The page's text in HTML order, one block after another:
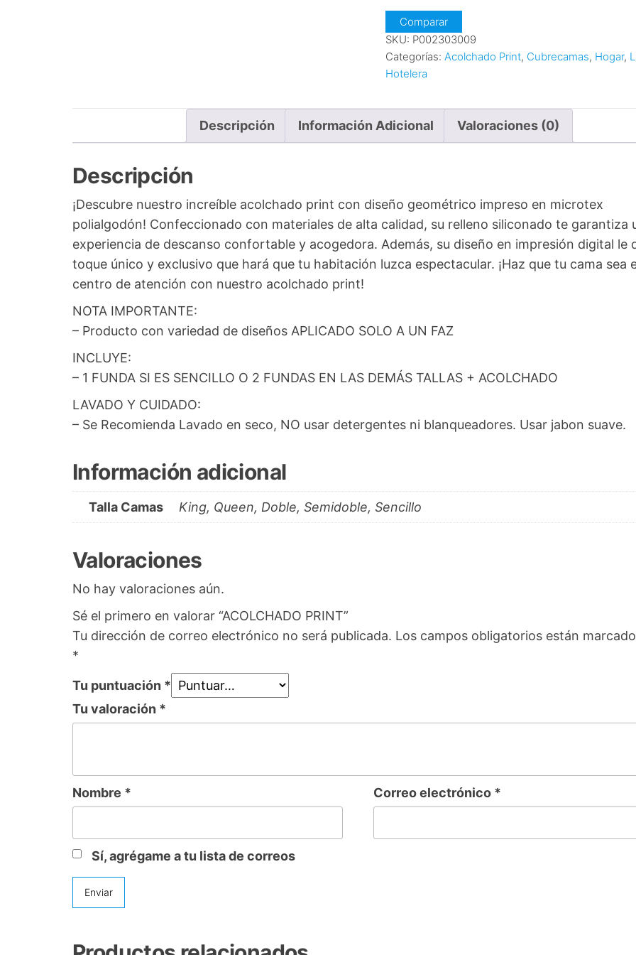
Comparar
SKU: P002303009
Categorías: Acolchado Print, Cubrecamas, Hogar,
Hotelera
Descripción Información Adicional Valoraciones (0)
Descripción
¡Descubre nuestro increíble acolchado print con diseño geométrico impreso en microtex
polialgodón! Confeccionado con materiales de alta calidad, su relleno siliconado te garantiza
experiencia de descanso confortable y acogedora. Además, su diseño en impresión digital le
toque único y exclusivo que hará que tu habitación luzca espectacular. ¡Haz que tu cama sea
centro de atención con nuestro acolchado print!
NOTA IMPORTANTE:
– Producto con variedad de diseños APLICADO SOLO A UN FAZ
INCLUYE:
– 1 FUNDA SI ES SENCILLO O 2 FUNDAS EN LAS DEMÁS TALLAS + ACOLCHADO
LAVADO Y CUIDADO:
– Se Recomienda Lavado en seco, NO usar detergentes ni blanqueadores. Usar jabon suave.
Información adicional
Talla Camas King, Queen, Doble, Semidoble, Sencillo
Valoraciones
No hay valoraciones aún.
Sé el primero en valorar “ACOLCHADO PRINT”
Tu dirección de correo electrónico no será publicada. Los campos obligatorios están
*
Tu puntuación *
Tu valoración *
Nombre * Correo electrónico *
Sí, agrégame a tu lista de correos